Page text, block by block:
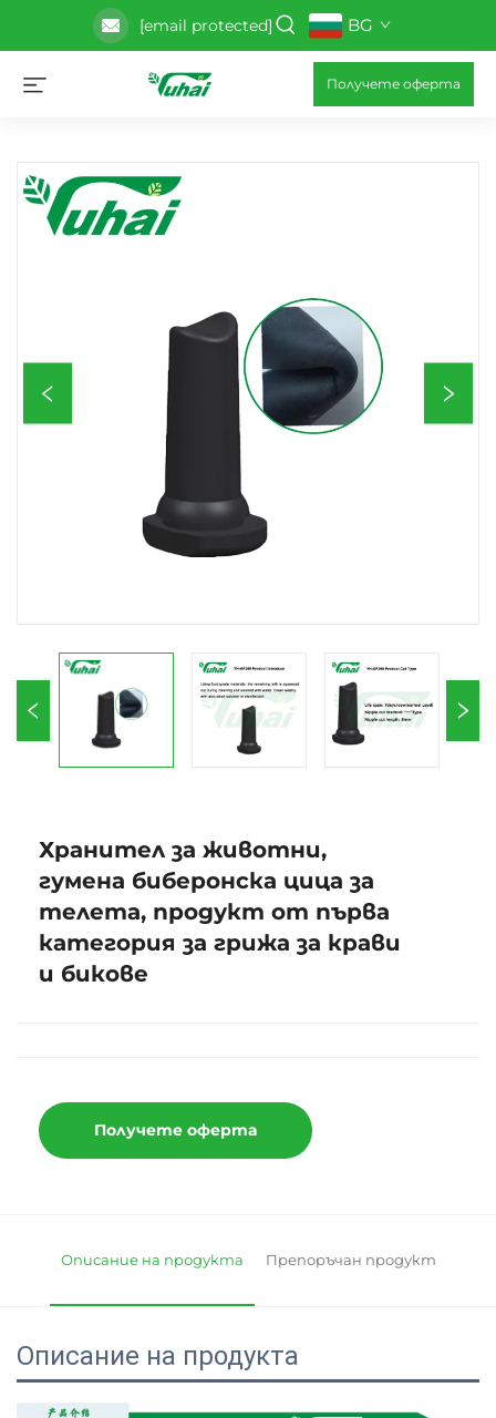
[email protected] BG
Получете оферта
Хранител за животни,
гумена биберонска цица за
телета, продукт от първа
категория за грижа за крави
и бикове
Получете оферта
Описание на продукта Препоръчан продукт
Описание на продукта